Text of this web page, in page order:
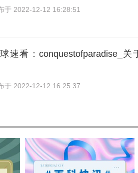
于 2022-12-12 16:28:51
速看：conquestofparadise_关
于 2022-12-12 16:25:37